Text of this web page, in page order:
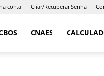
conta Criar/Recuperar Senha
CNAES